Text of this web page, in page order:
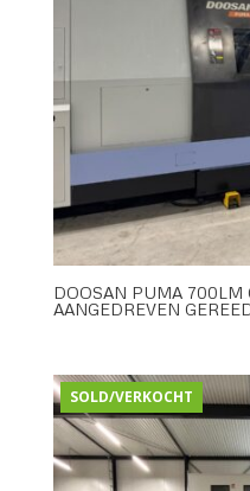
DOOSAN PUMA
AANGEDREVEN
SOLD/VERKOCHT